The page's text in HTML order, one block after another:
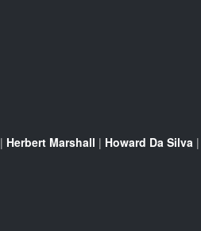
| Herbert Marshall | Howard Da Silva |